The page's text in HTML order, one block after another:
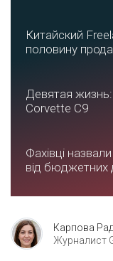
Китайский
половину
Девятая
Corvette C9
Фахівці
від бюджетних
Карпова
Журналист